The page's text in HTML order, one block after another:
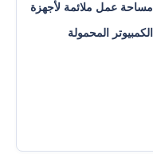
مساحة عمل ملائمة لأجهزة
الكمبيوتر المحمولة